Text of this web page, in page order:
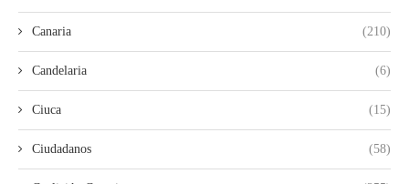
Canaria (210)
Candelaria (6)
Ciuca (15)
Ciudadanos (58)